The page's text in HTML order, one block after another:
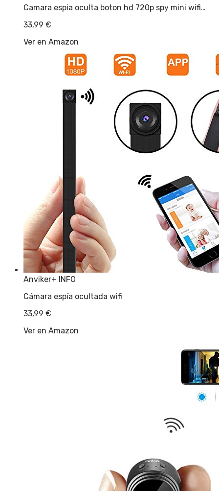
Camara espia oculta boton hd 720p spy mini wifi…
33,99 €
Ver en Amazon
Anviker+ INFO
Cámara espía ocultada wifi
33,99 €
Ver en Amazon